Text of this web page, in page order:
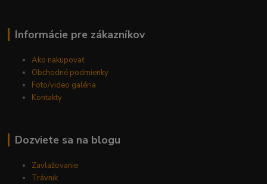
Informácie pre zákazníkov
Ako nakupovať
Obchodné podmienky
Foto/video galéria
Kontakty
Dozviete sa na blogu
Zavlažovanie
Trávnik